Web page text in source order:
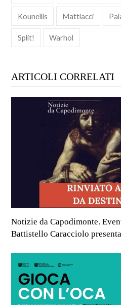
Kounellis Mattiacci
Split! Warhol
ARTICOLI CORRELATI
Notizie da Capodimonte.
Battistello Caracciolo